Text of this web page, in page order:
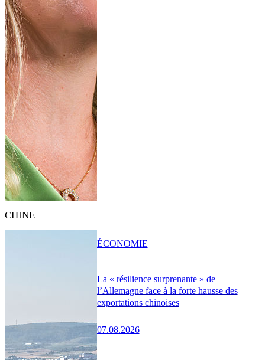
CHINE
La « résilience surprenante » de
l’Allemagne face à la forte hausse des
exportations chinoises
07.08.2026
ÉCONOMIE